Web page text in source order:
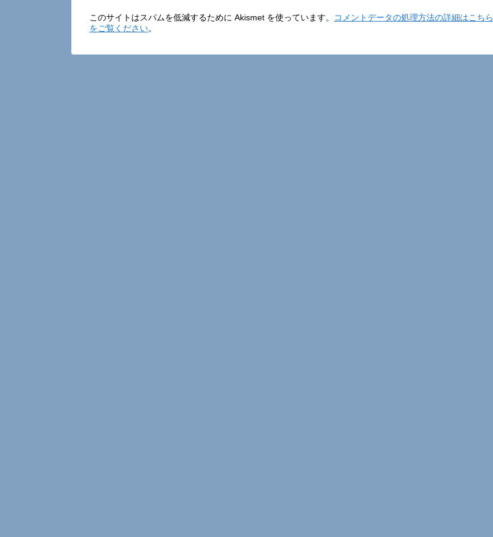
このサイトはスパムを低減するために Akismet を使っています。
コメントデータの処理方法の詳細はこちら
をご覧ください。